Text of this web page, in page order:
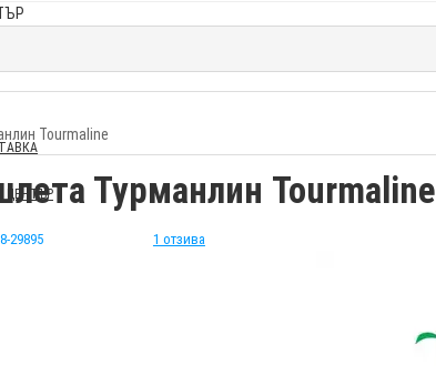
ЦЕНТЪР
Tourmaline
Турманлин Tourmaline
29895 1 отзива